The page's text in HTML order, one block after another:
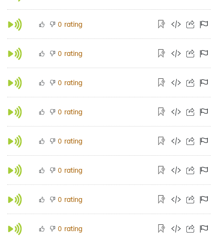
0 rating
0 rating
0 rating
0 rating
0 rating
0 rating
0 rating
0 rating